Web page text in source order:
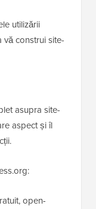
utilizării
construi site-
asupra site-
aspect și îl
open-